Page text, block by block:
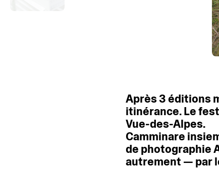
Après3éditions
itinérance.Le
Vue-des-Alpes.
Camminare
de photographie
autrement — par